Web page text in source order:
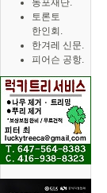
동포재단.
토론토
한인회.
한겨레 신문.
피어슨 공항.